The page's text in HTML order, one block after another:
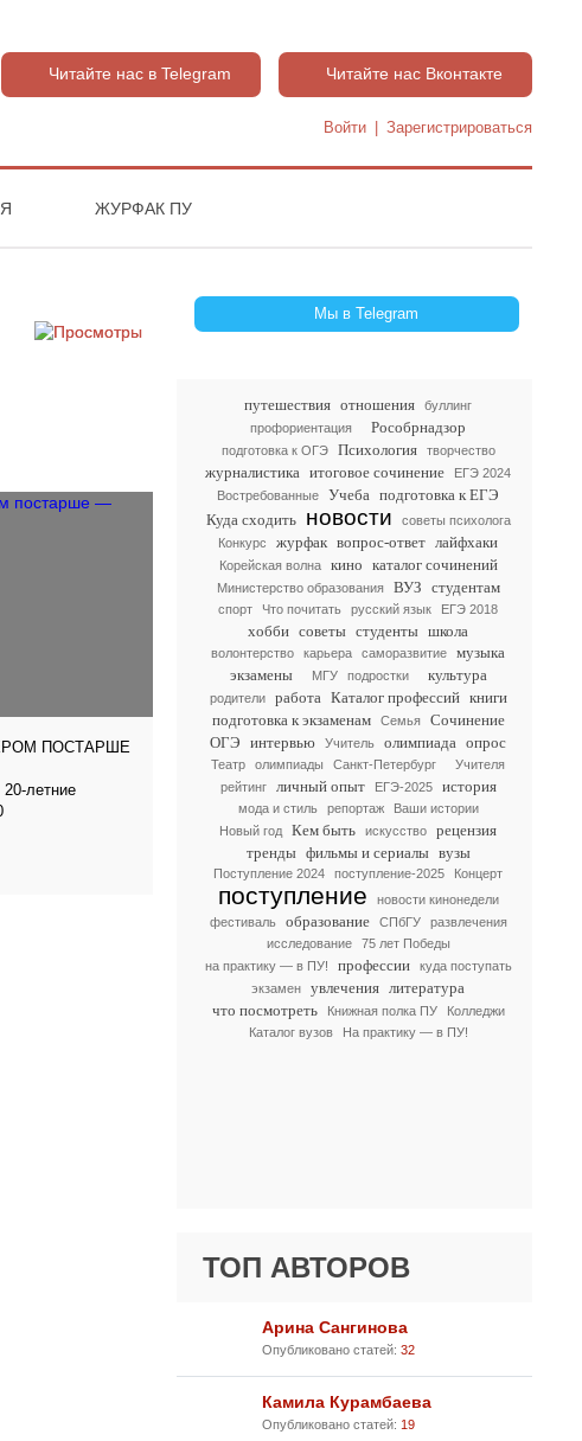
Читайте нас в Telegram Читайте нас Вконтакте
Войти Зарегистрироваться
ЖУРФАК ПУ
Мы в Telegram
путешествия отношения
буллинг
профориентация
Рособрнадзор
подготовка к ОГЭ Психология творчество
журналистика итоговое сочинение
ЕГЭ 2024
Востребованные
Учеба подготовка к ЕГЭ
Куда сходить
новости
советы психолога
Конкурс
журфак вопрос-ответ лайфхаки
Корейская волна кино каталог сочинений
Министерство образования ВУЗ студентам
спорт Что почитать русский язык ЕГЭ 2018
хобби советы студенты школа
волонтерство карьера саморазвитие
музыка
экзамены
МГУ подростки культура
родители работа Каталог профессий книги
подготовка к экзаменам
Семья
Сочинение
ОГЭ интервью Учитель олимпиада опрос
Театр олимпиады Санкт-Петербург
Учителя
рейтинг
личный опыт ЕГЭ-2025 история
мода и стиль репортаж
Ваши истории
Новый год
Кем быть искусство
рецензия
тренды фильмы и сериалы вузы
Поступление 2024 поступление-2025 Концерт
поступление
новости кинонедели
фестиваль
образование СПбГУ
развлечения
исследование
75 лет Победы
на практику — в ПУ!
профессии
куда поступать
экзамен
увлечения литература
что посмотреть
Книжная полка ПУ
Колледжи
Каталог вузов
На практику — в ПУ!
ТОП АВТОРОВ
Арина Сангинова
Опубликовано статей: 32
Камила Курамбаева
Опубликовано статей: 19
ПОСТАРШЕ
летние